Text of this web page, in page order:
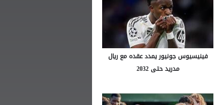
فينيسيوس جونيور يمدد عقده مع ريال
مدريد حتى 2032